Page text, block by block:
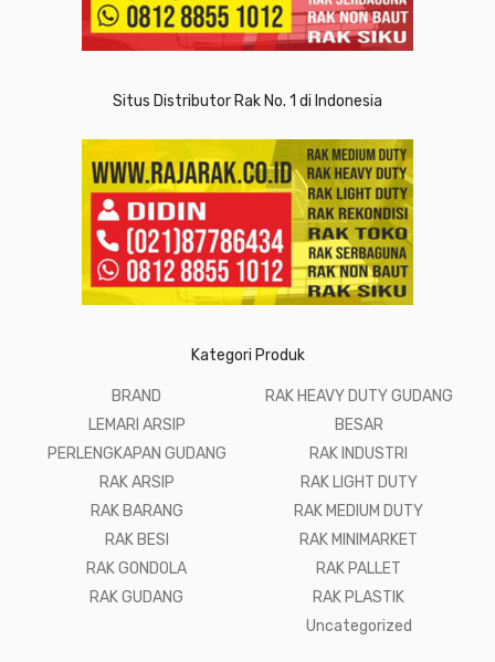
Situs Distributor Rak No. 1 di Indonesia
Kategori Produk
BRAND
LEMARI ARSIP
PERLENGKAPAN GUDANG
RAK ARSIP
RAK BARANG
RAK BESI
RAK GONDOLA
RAK GUDANG
RAK HEAVY DUTY GUDANG
BESAR
RAK INDUSTRI
RAK LIGHT DUTY
RAK MEDIUM DUTY
RAK MINIMARKET
RAK PALLET
RAK PLASTIK
Uncategorized